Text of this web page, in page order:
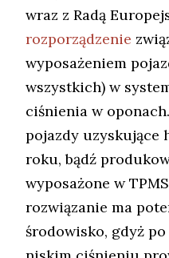
wraz z Radą
rozporządzenie
wyposażeniem
wszystkich) w
ciśnienia w
pojazdy uzyskujące
roku, bądź
wyposażone w
rozwiązanie ma
środowisko, gdyż